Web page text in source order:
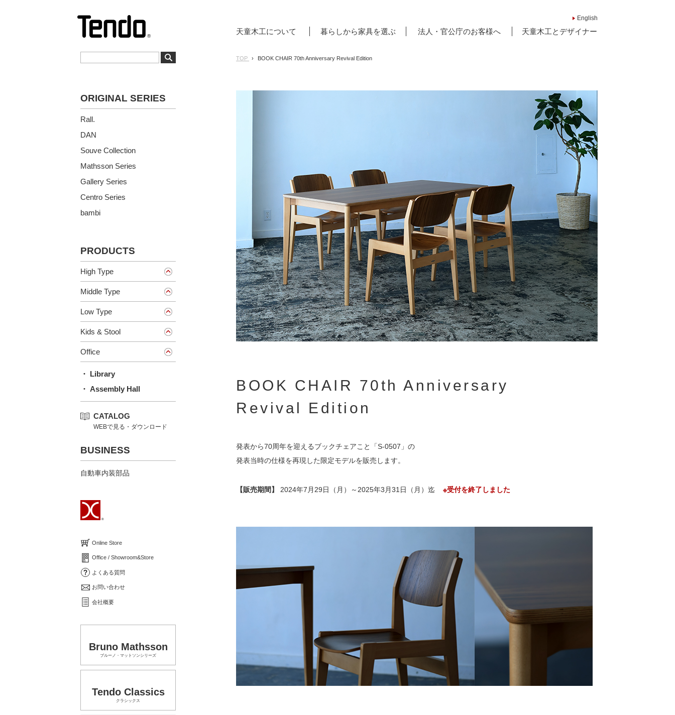
English
天童木工について 暮らしから家具を選ぶ 法人・官公庁のお客様へ 天童木工とデザイナー
TOP BOOK CHAIR 70th Anniversary Revival Edition
BOOK CHAIR 70th Anniversary
Revival Edition
発表から70周年を迎えるブックチェアこと「S-0507」の
発表当時の仕様を再現した限定モデルを販売します。
【販売期間】 2024年7月29日（月）～2025年3月31日（月）迄 ※受付を終了しました
ORIGINAL SERIES
Rall.
DAN
Souve Collection
Mathsson Series
Gallery Series
Centro Series
bambi
PRODUCTS
High Type
Middle Type
Low Type
Kids & Stool
Office
・ Library
・ Assembly Hall
CATALOG
WEBで見る・ダウンロード
BUSINESS
自動車内装部品
Online Store
Office / Showroom&Store
よくある質問
お問い合わせ
会社概要
Bruno Mathsson
ブルーノ・マットソンシリーズ
Tendo Classics
クラシックス